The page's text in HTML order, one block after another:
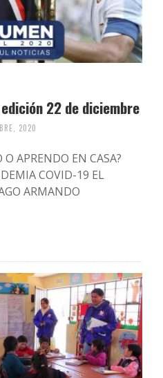
22 de diciembre
2020
O APRENDO EN CASA?
COVID-19 EL
ARMANDO